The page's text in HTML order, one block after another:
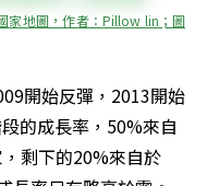
家地圖，作者：Pillow lin；圖
開始反彈，2013開始
的成長率，50%來自
剩下的20%來自於